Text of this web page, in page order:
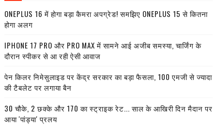
ONEPLUS 16 में होगा बड़ा कैमरा अपग्रेड! समझिए ONEPLUS 15 से कितना
होगा अलग
IPHONE 17 PRO और PRO MAX में सामने आई अजीब समस्या, चार्जिंग के
दौरान स्पीकर से आ रही ऐसी आवाज
पेन किलर निमेसुलाइड पर केंद्र सरकार का बड़ा फैसला, 100 एमजी से ज्यादा
की टैबलेट पर लगाया बैन
30 चौके, 2 छक्के और 170 का स्ट्राइक रेट... साल के आखिरी दिन मैदान पर
आया 'पांड्या' प्रलय